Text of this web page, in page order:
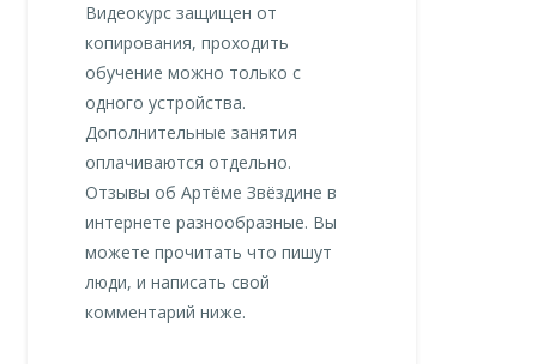
Видеокурс защищен от
копирования, проходить
обучение можно только с
одного устройства.
Дополнительные занятия
оплачиваются отдельно.
Отзывы об Артёме Звёздине в
интернете разнообразные. Вы
можете прочитать что пишут
люди, и написать свой
комментарий ниже.